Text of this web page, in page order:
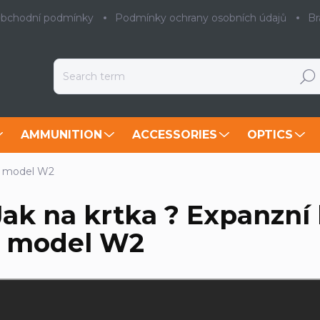
podmínky Podmínky ochrany osobních údajů
Search
AMMUNITION ACCESSORIES OPTICS
model W2
na krtka ?
model W2